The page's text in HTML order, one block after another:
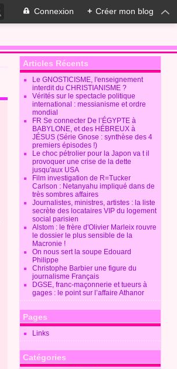
Connexion + Créer mon blog
Articles Récents
Le GNOSTICISME, l'enseignement
interdit du CHRISTIANISME ?
Vérités sur le spectacle politique
international : messianisme et ordre
mondial
FR Se connecter De l’ÉGYPTE à
BABYLONE, et des HÉBREUX à
JÉSUS (Série Gnose : synthèse des 4
premiers épisodes !)
Le choc pétrolier pour la Japon va t il
provoquer une crise de la dette
jusqu'aux USA
Film investigation de R=Tucker
Carlson : Netanyahu impliqué dans de
très sombres affaires
Journalistes, ministres, artistes : la liste
secrète des locataires VIP du logement
social parisien
Alstom : le frère d'Olivier Marleix rouvre
le dossier le plus sensible de la
Macronie !
On nous sert la soupe Edouard
Philippe
Christophe Barbier une figure du
journalisme Français
DGSE, franc-maçonnerie et tueurs à
gages : le point sur l’affaire Athanor
Pages
Links
Catégories